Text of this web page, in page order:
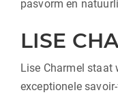
pasvorm en
LISE
Lise Charmel staat
exceptionele